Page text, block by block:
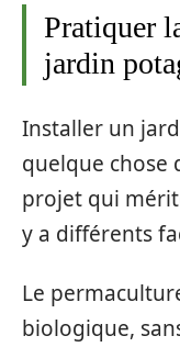
Pratiquer
jardin
Installer un
quelque chose
projet qui
y a différents
Le
biologique,